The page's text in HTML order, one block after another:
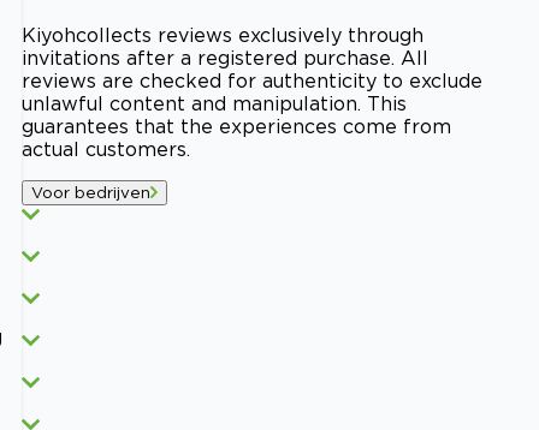
Kiyohcollects reviews exclusively through
invitations after a registered purchase. All
reviews are checked for authenticity to exclude
unlawful content and manipulation. This
guarantees that the experiences come from
actual customers.
Voor bedrijven